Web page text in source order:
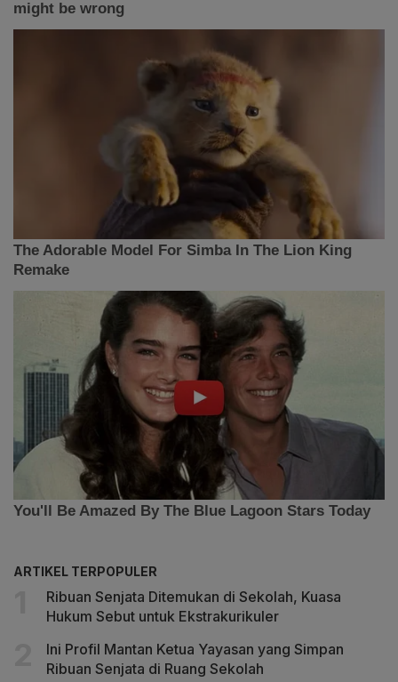
ARTIKEL TERPOPULER
Ribuan Senjata Ditemukan di Sekolah, Kuasa
Hukum Sebut untuk Ekstrakurikuler
Ini Profil Mantan Ketua Yayasan yang Simpan
Ribuan Senjata di Ruang Sekolah